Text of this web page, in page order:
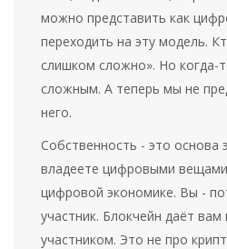
можно представить как
переходить на эту модель.
слишком сложно». Но когда-
сложным. А теперь мы не
него.
Собственность - это основа
владеете цифровыми
цифровой экономике. Вы -
участник. Блокчейн даёт
участником. Это не про